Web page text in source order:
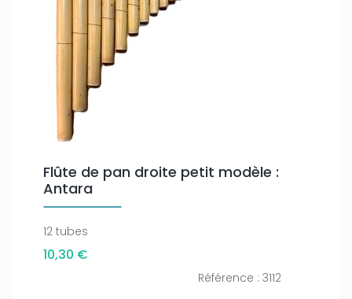
Flûte de pan droite petit modèle :
Antara
12 tubes
10,30 €
Référence : 3112